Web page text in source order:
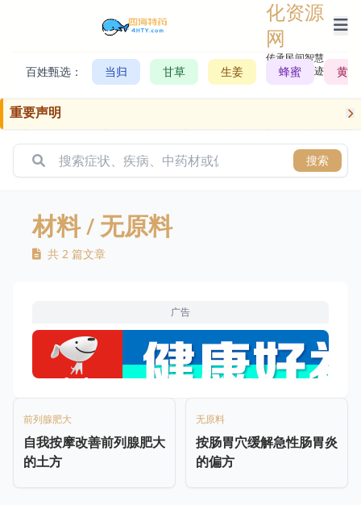
化资源
网
传承民间智慧，
记录历史轨迹
百姓甄选： 当归 甘草 生姜 蜂蜜 黄芪
重要声明
搜索
材料/ 无原料
共 2 篇文章
广告
前列腺肥大
自我按摩改善前列腺肥大
的土方
无原料
按肠胃穴缓解急性肠胃炎
的偏方